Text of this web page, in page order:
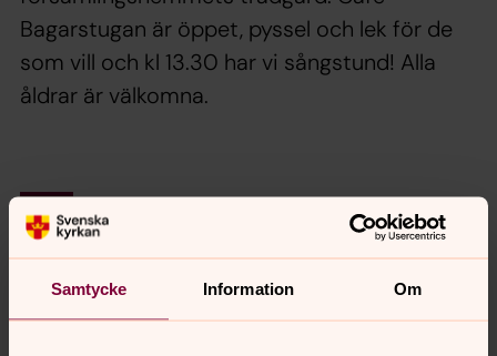
Samtycke Information Om
Bagarstugan är öppet, pyssel och lek för de
som vill och kl 13.30 har vi sångstund! Alla
åldrar är välkomna.
Synpunkter eller frågor på sidans
innehåll?